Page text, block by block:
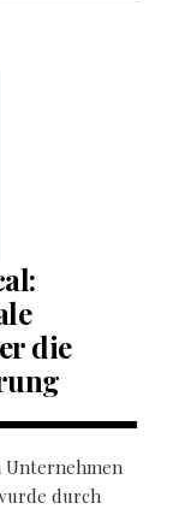
die
Unternehmen
durch